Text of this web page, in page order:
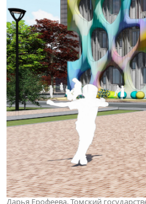
Дарья Ерофеева. Томский